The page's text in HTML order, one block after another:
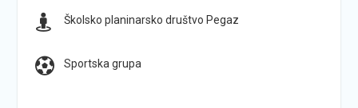
Školsko planinarsko društvo Pegaz
Sportska grupa